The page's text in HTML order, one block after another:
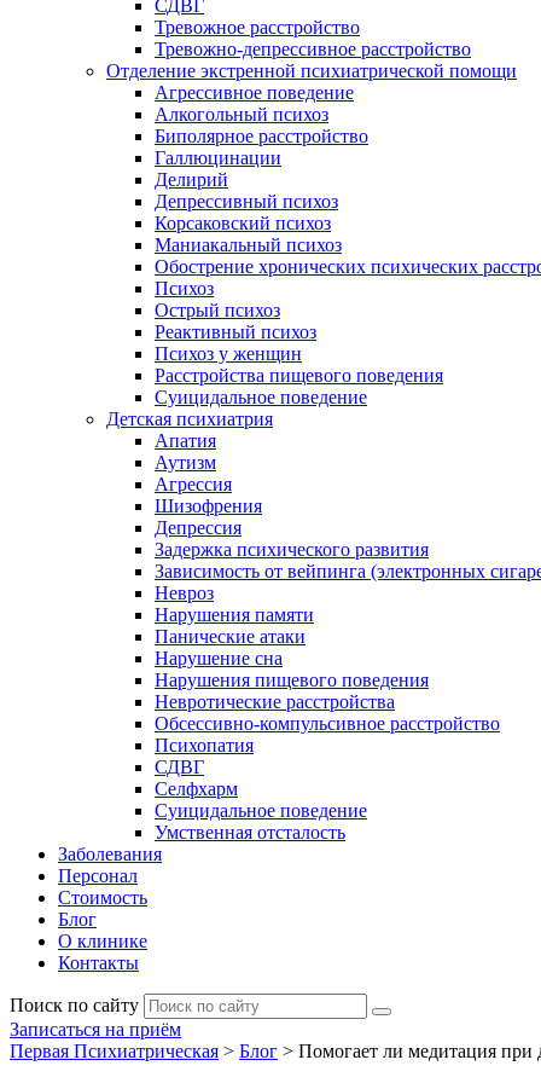
СДВГ
Тревожное расстройство
Тревожно-депрессивное расстройство
Отделение экстренной психиатрической помощи
Агрессивное поведение
Алкогольный психоз
Биполярное расстройство
Галлюцинации
Делирий
Депрессивный психоз
Корсаковский психоз
Маниакальный психоз
Обострение хронических психических
Психоз
Острый психоз
Реактивный психоз
Психоз у женщин
Расстройства пищевого поведения
Суицидальное поведение
Детская психиатрия
Апатия
Аутизм
Агрессия
Шизофрения
Депрессия
Задержка психического развития
Зависимость от вейпинга (электронных
Невроз
Нарушения памяти
Панические атаки
Нарушение сна
Нарушения пищевого поведения
Невротические расстройства
Обсессивно-компульсивное расстройство
Психопатия
СДВГ
Селфхарм
Суицидальное поведение
Умственная отсталость
Заболевания
Персонал
Стоимость
Блог
О клинике
Контакты
Поиск по сайту
Записаться на приём
Первая Психиатрическая > Блог > Помогает ли медитация при